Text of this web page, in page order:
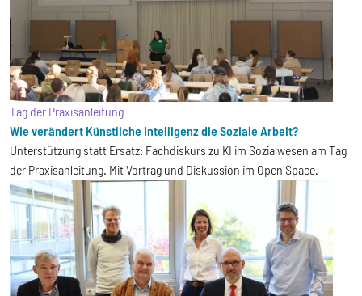
Tag der Praxisanleitung
Wie verändert Künstliche Intelligenz die Soziale Arbeit?
Unterstützung statt Ersatz: Fachdiskurs zu KI im Sozialwesen am Tag
der Praxisanleitung. Mit Vortrag und Diskussion im Open Space.